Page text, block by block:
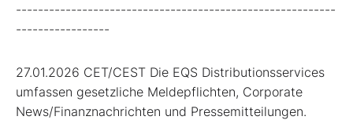
----------------------------------------------------------
-----------------
27.01.2026 CET/CEST Die EQS Distributionsservices
umfassen gesetzliche Meldepflichten, Corporate
News/Finanznachrichten und Pressemitteilungen.